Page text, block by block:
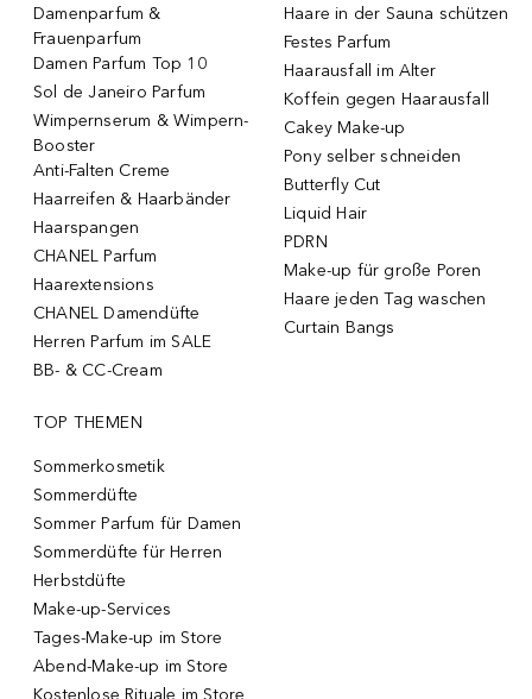
Damenparfum &
Frauenparfum
Damen Parfum Top 10
Sol de Janeiro Parfum
Wimpernserum & Wimpern-
Booster
Anti-Falten Creme
Haarreifen & Haarbänder
Haarspangen
CHANEL Parfum
Haarextensions
CHANEL Damendüfte
Herren Parfum im SALE
BB- & CC-Cream
Haare in der Sauna schützen
Festes Parfum
Haarausfall im Alter
Koffein gegen Haarausfall
Cakey Make-up
Pony selber schneiden
Butterfly Cut
Liquid Hair
PDRN
Make-up für große Poren
Haare jeden Tag waschen
Curtain Bangs
TOP THEMEN
Sommerkosmetik
Sommerdüfte
Sommer Parfum für Damen
Sommerdüfte für Herren
Herbstdüfte
Make-up-Services
Tages-Make-up im Store
Abend-Make-up im Store
Kostenlose Rituale im Store